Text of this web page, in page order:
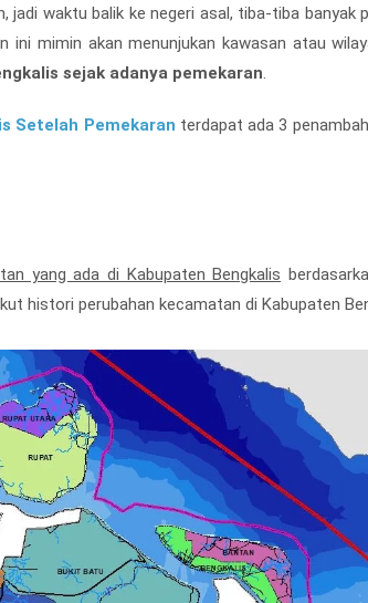
waktu balik ke negeri asal, tiba-tiba banyak
ini mimin akan menunjukan kawasan atau
sejak adanya pemekaran.
Setelah Pemekaran terdapat ada 3
yang ada di Kabupaten Bengkalis
histori perubahan kecamatan di Kabupaten